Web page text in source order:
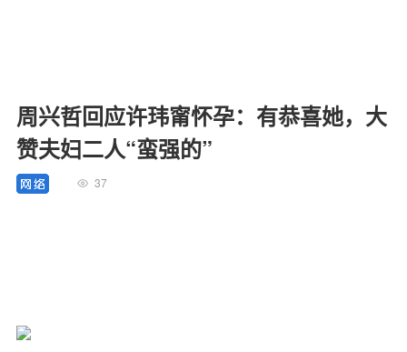
周兴哲回应许玮甯怀孕：有恭喜她，大
赞夫妇二人“蛮强的”
37